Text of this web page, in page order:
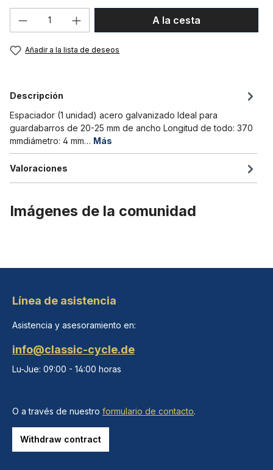
Cantidad del producto: introduce la
A la cesta
Añadir a la lista de deseos
Descripción
Espaciador (1 unidad) acero galvanizado Ideal para
guardabarros de 20-25 mm de ancho Longitud de todo: 370
mmdiámetro: 4 mm… Más
Valoraciones
Imágenes de la comunidad
Línea de asistencia
Asistencia y asesoramiento en:
info@classic-cycle.de
Lu-Jue: 09:00 - 14:00 horas
O a través de nuestro formulario de contacto.
Withdraw contract